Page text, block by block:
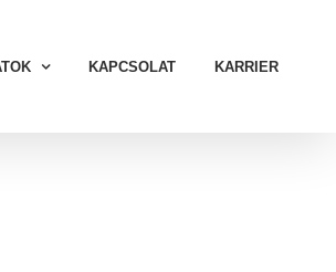
KAPCSOLAT KARRIER